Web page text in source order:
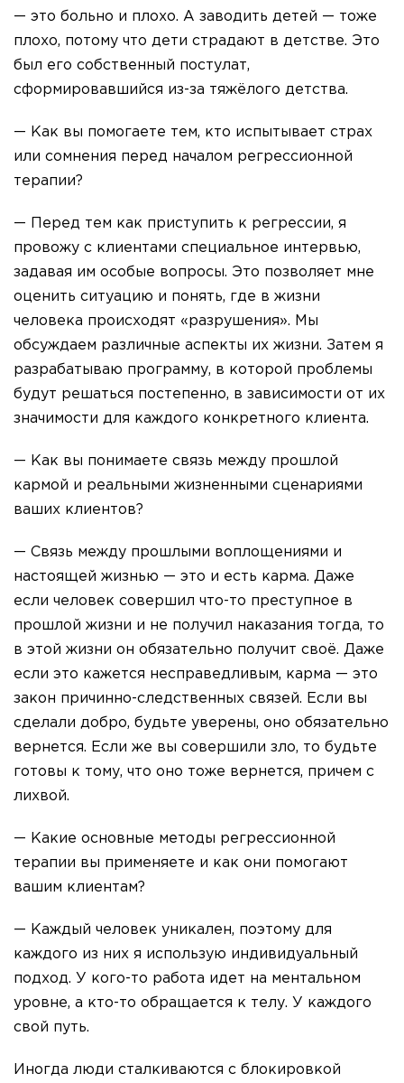
— это больно и плохо. А заводить детей — тоже
плохо, потому что дети страдают в детстве. Это
был его собственный постулат,
сформировавшийся из-за тяжёлого детства.
— Как вы помогаете тем, кто испытывает страх
или сомнения перед началом регрессионной
терапии?
— Перед тем как приступить к регрессии, я
провожу с клиентами специальное интервью,
задавая им особые вопросы. Это позволяет мне
оценить ситуацию и понять, где в жизни
человека происходят «разрушения». Мы
обсуждаем различные аспекты их жизни. Затем я
разрабатываю программу, в которой проблемы
будут решаться постепенно, в зависимости от их
значимости для каждого конкретного клиента.
— Как вы понимаете связь между прошлой
кармой и реальными жизненными сценариями
ваших клиентов?
— Связь между прошлыми воплощениями и
настоящей жизнью — это и есть карма. Даже
если человек совершил что-то преступное в
прошлой жизни и не получил наказания тогда, то
в этой жизни он обязательно получит своё. Даже
если это кажется несправедливым, карма — это
закон причинно-следственных связей. Если вы
сделали добро, будьте уверены, оно обязательно
вернется. Если же вы совершили зло, то будьте
готовы к тому, что оно тоже вернется, причем с
лихвой.
— Какие основные методы регрессионной
терапии вы применяете и как они помогают
вашим клиентам?
— Каждый человек уникален, поэтому для
каждого из них я использую индивидуальный
подход. У кого-то работа идет на ментальном
уровне, а кто-то обращается к телу. У каждого
свой путь.
Иногда люди сталкиваются с блокировкой